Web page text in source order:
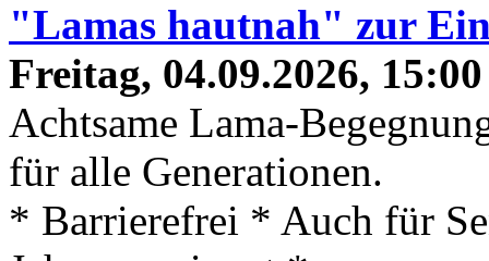
"Lamas hautnah" zur
Freitag, 04.09.2026,
Achtsame Lama-
für alle Generationen.
* Barrierefrei * Auch für